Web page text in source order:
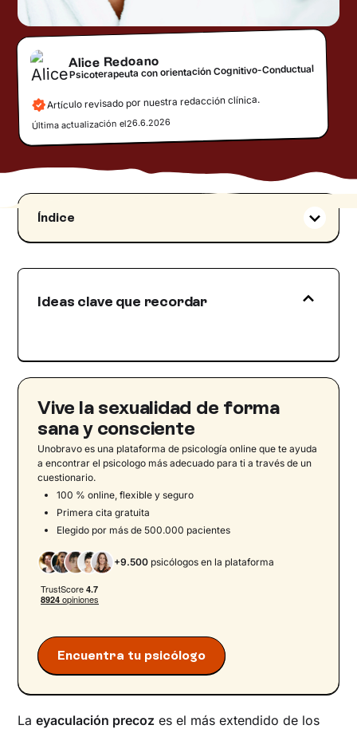
Alice Redoano
Psicoterapeuta con orientación Cognitivo-Conductual
Artículo revisado por nuestra redacción clínica.
Última actualización el26.6.2026
Índice
¿Cómo funciona la eyaculación precoz?
¿Qué es la eyaculación precoz?
humana
Terapia sexológica
Ideas clave que recordar
Vive la sexualidad de forma
sana y consciente
Unobravo es una plataforma de psicología online que te ayuda
a encontrar el psicologo más adecuado para ti a través de un
cuestionario.
Encuentra tu psicólogo
100 % online, flexible y seguro
Primera cita gratuita
Elegido por más de 500.000 pacientes
+9.500 psicólogos en la plataforma
‍Laeyaculación precoz es el más extendido de los